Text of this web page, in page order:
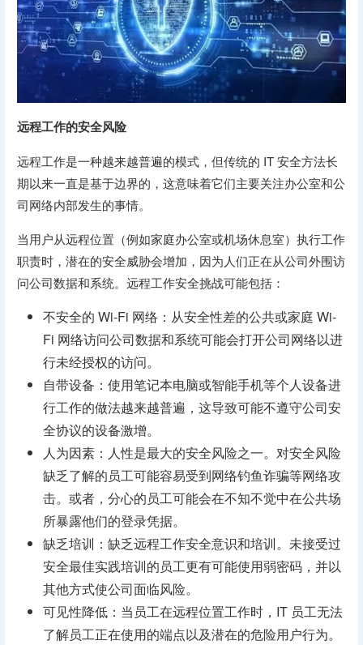
远程工作的安全风险
远程工作是一种越来越普遍的模式，但传统的 IT 安全方法长
期以来一直是基于边界的，这意味着它们主要关注办公室和公
司网络内部发生的事情。
当用户从远程位置（例如家庭办公室或机场休息室）执行工作
职责时，潜在的安全威胁会增加，因为人们正在从公司外围访
问公司数据和系统。远程工作安全挑战可能包括：
不安全的 Wi-Fi 网络：从安全性差​​的公共或家庭 Wi-
Fi 网络访问公司数据和系统可能会打开公司网络以进
行未经授权的访问。
自带设备：使用笔记本电脑或智能手机等个人设备进
行工作的做法越来越普遍，这导致可能不遵守公司安
全协议的设备激增。
人为因素：人性是最大的安全风险之一。对安全风险
缺乏了解的员工可能容易受到网络钓鱼诈骗等网络攻
击。或者，分心的员工可能会在不知不觉中在公共场
所暴露他们的登录凭据。
缺乏培训：缺乏远程工作安全意识和培训。未接受过
安全最佳实践培训的员工更有可能使用弱密码，并以
其他方式使公司面临风险。
可见性降低：当员工在远程位置工作时，IT 员工无法
了解员工正在使用的端点以及潜在的危险用户行为。